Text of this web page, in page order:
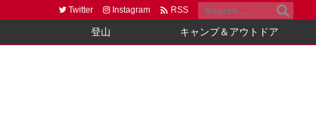
登山 キャンプ＆アウトドア
Twitter Instagram  RSS